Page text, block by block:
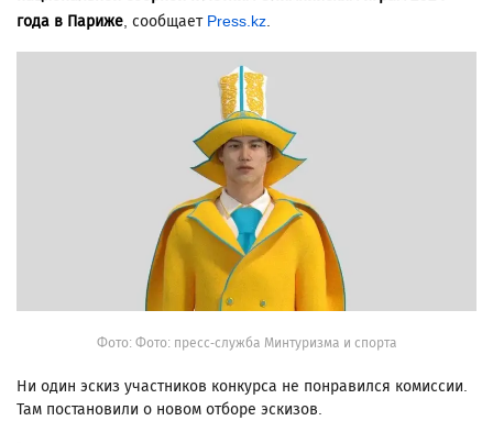
года в Париже, сообщает Press.kz.
Фото: Фото: пресс-служба Минтуризма и спорта
Ни один эскиз участников конкурса не понравился комиссии.
Там постановили о новом отборе эскизов.